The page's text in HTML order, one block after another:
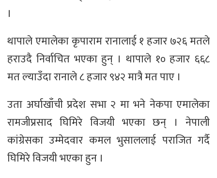
।
थापाले एमालेका कृपाराम रानालाई १ हजार ७२६ मतले
हराउदै निर्वाचित भएका हुन् । थापाले १० हजार ६६८
मत ल्‍याउँदा रानाले ८ हजार ९४२ मात्रै मत पाए ।
उता अर्घाखाँची प्रदेश सभा २ मा भने नेकपा एमालेका
रामजीप्रसाद घिमिरे विजयी भएका छन् । नेपाली
कांग्रेसका उम्मेदवार कमल भुसाललाई पराजित गर्दै
घिमिरे विजयी भएका हुन ।